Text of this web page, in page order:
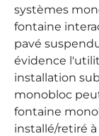
systèmes
fontaine
pavé
évidence
installation
monobloc
fontaine
installé/retiré